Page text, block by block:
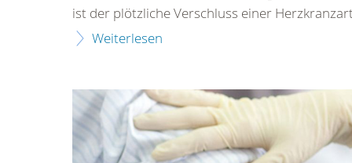
ist der plötzliche Verschluss einer
Weiterlesen